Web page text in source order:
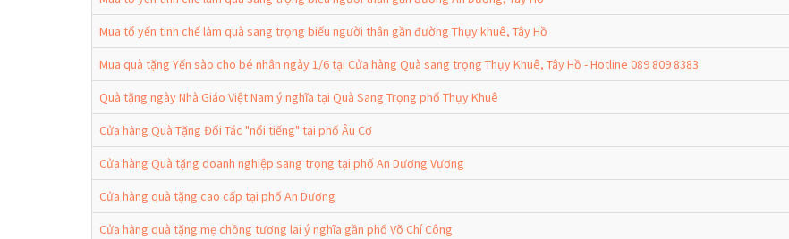
Mua tổ yến tinh chế làm quà sang trọng biếu người thân gần đường Thụy khuê, Tây Hồ
Mua quà tặng Yến sào cho bé nhân ngày 1/6 tại Cửa hàng Quà sang trọng Thụy Khuê, Tây Hồ - Hotline 089 809 8383
Quà tặng ngày Nhà Giáo Việt Nam ý nghĩa tại Quà Sang Trọng phố Thụy Khuê
Cửa hàng Quà Tặng Đối Tác "nổi tiếng" tại phố Âu Cơ
Cửa hàng Quà tặng doanh nghiệp sang trọng tại phố An Dương Vương
Cửa hàng quà tặng cao cấp tại phố An Dương
Cửa hàng quà tặng mẹ chồng tương lai ý nghĩa gần phố Võ Chí Công